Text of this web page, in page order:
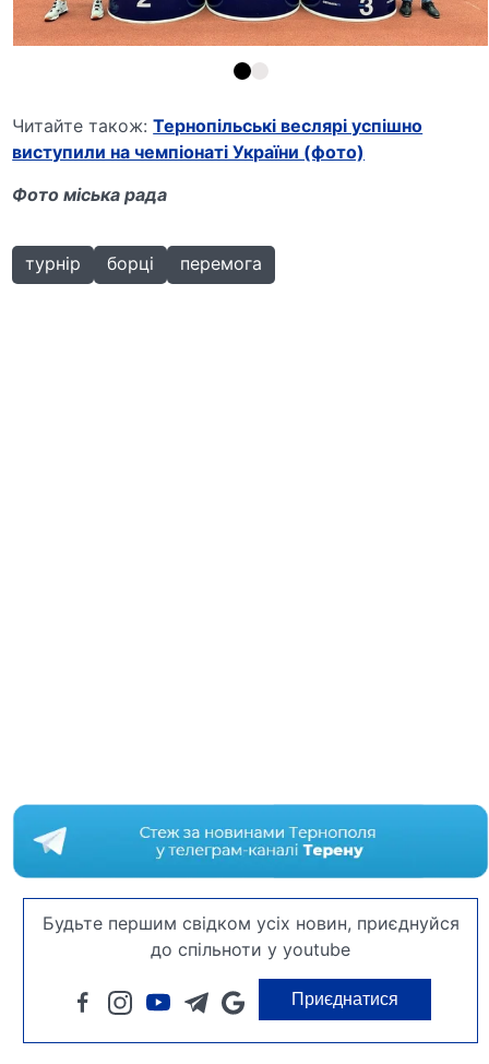
Читайте також:Тернопільські веслярі успішно
виступили на чемпіонаті України (фото)
Фото міська рада
турнір борці перемога
Будьте першим свідком усіх новин, приєднуйся
до спільноти у youtube
Приєднатися